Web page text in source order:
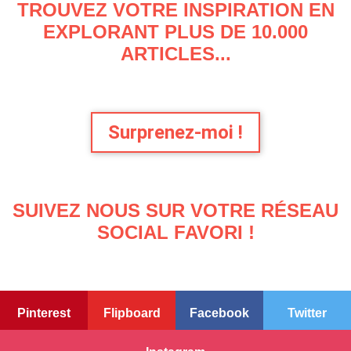
TROUVEZ VOTRE INSPIRATION EN
EXPLORANT PLUS DE 10.000
ARTICLES...
Surprenez-moi !
SUIVEZ NOUS SUR VOTRE RÉSEAU
SOCIAL FAVORI !
Pinterest Flipboard Facebook Twitter